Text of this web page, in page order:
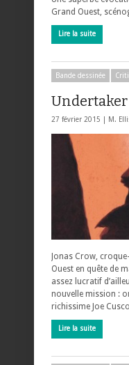
Grand Ouest,
Lire la suite
Bande dessinée
Undertaker
27 février 2015 | M.
Jonas Crow,
Ouest en quête de
assez lucratif
nouvelle mission :
richissime Joe
Lire la suite